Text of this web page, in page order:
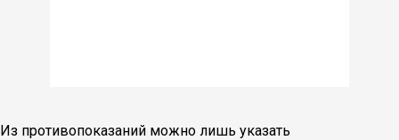
Из противопоказаний можно лишь указать